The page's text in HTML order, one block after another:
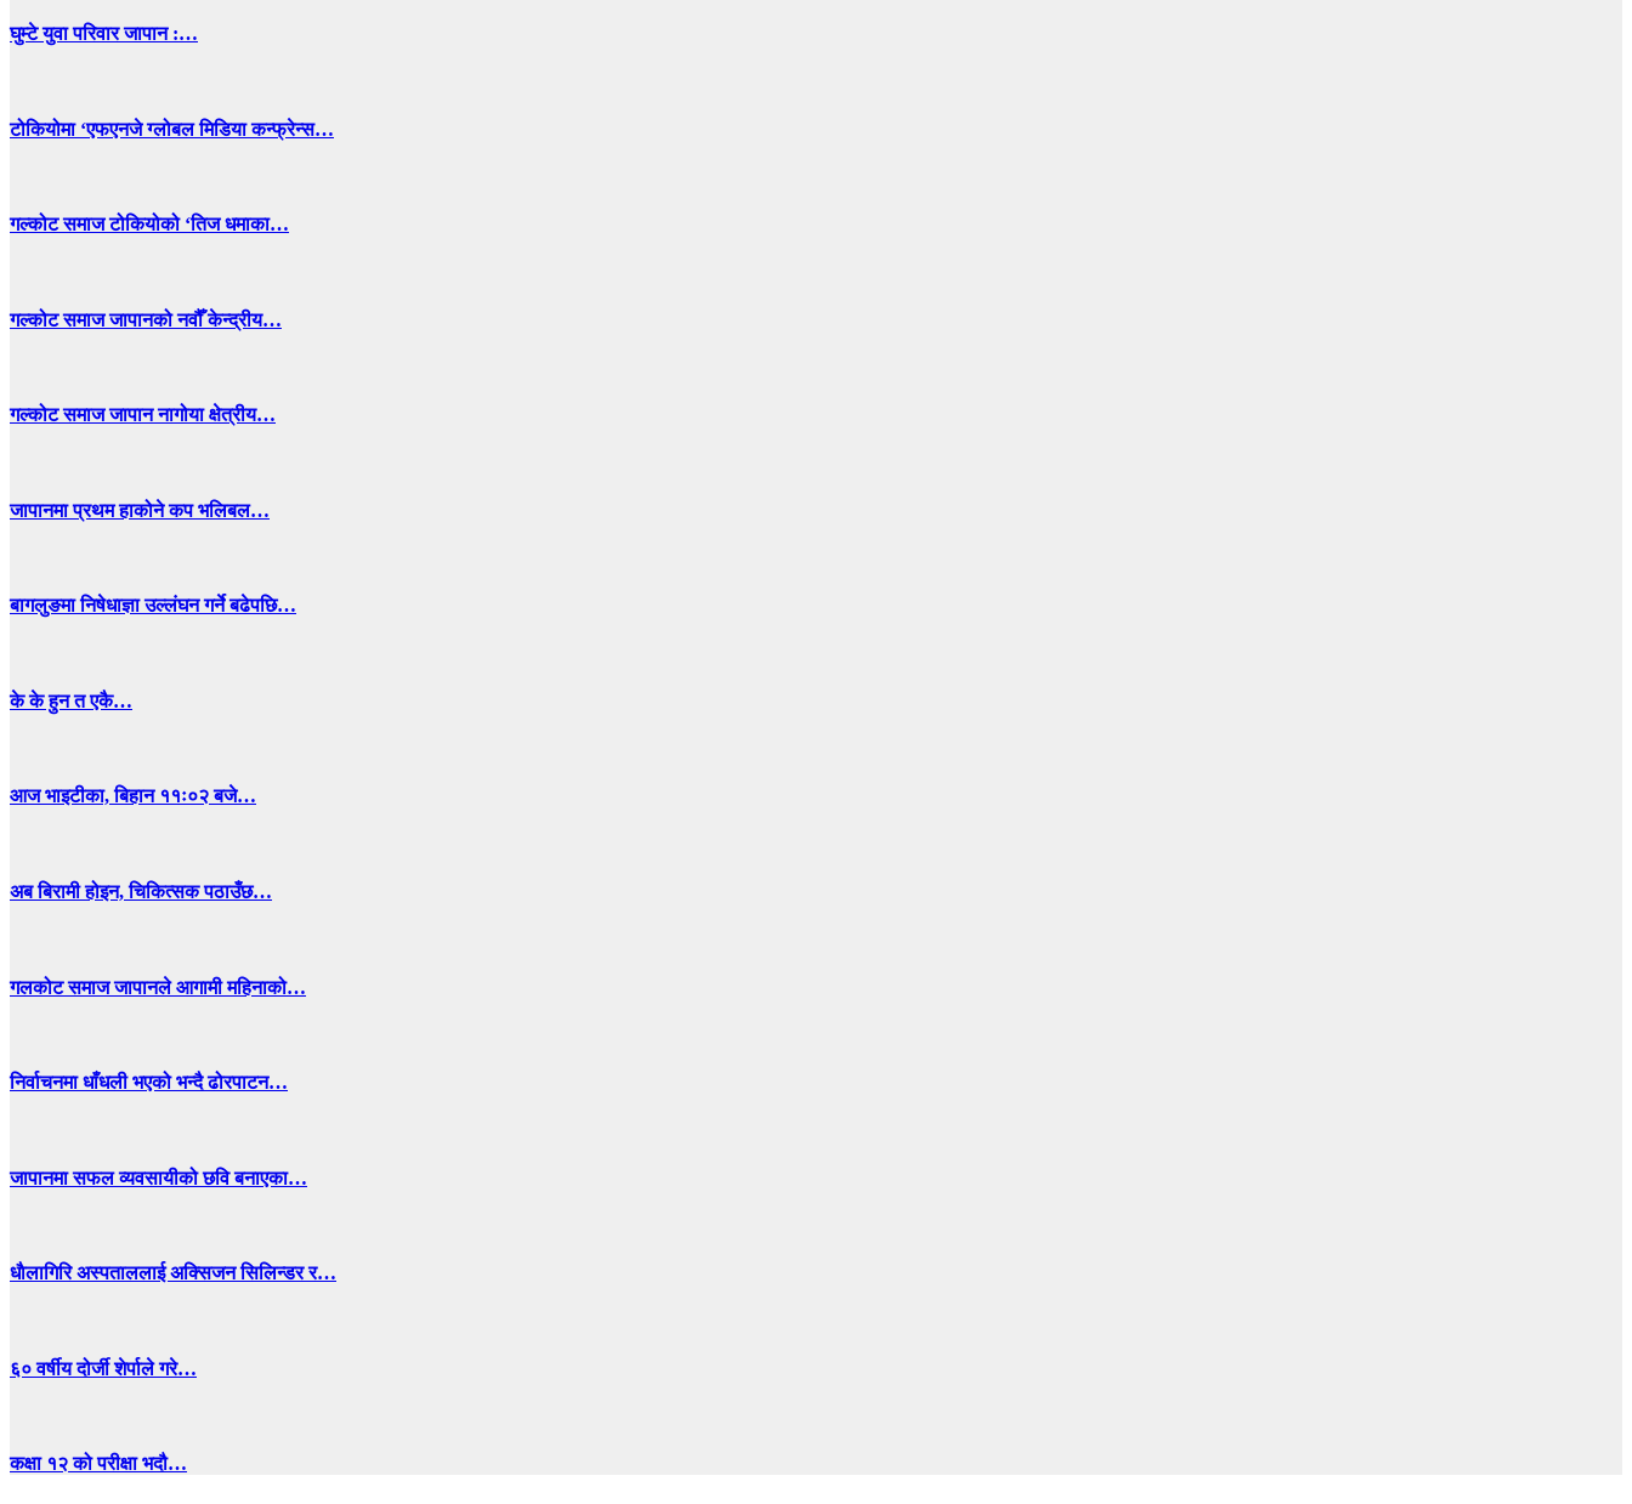
घुम्टे युवा परिवार जापान :…
टोकियोमा ‘एफएनजे ग्लोबल मिडिया कन्फ्रेन्स…
गल्कोट समाज टोकियोको ‘तिज धमाका…
गल्कोट समाज जापानको नवौँ केन्द्रीय…
गल्कोट समाज जापान नागोया क्षेत्रीय…
जापानमा प्रथम हाकोने कप भलिबल…
बागलुङमा निषेधाज्ञा उल्लंघन गर्ने बढेपछि…
के के हुन त एकै…
आज भाइटीका, बिहान ११ः०२ बजे…
अब बिरामी होइन, चिकित्सक पठाउँछ…
गलकोट समाज जापानले आगामी महिनाको…
निर्वाचनमा धाँधली भएको भन्दै ढोरपाटन…
जापानमा सफल व्यवसायीको छवि बनाएका…
धाैलागिरि अस्पताललाई अक्सिजन सिलिन्डर र…
६० वर्षीय दोर्जी शेर्पाले गरे…
कक्षा १२ को परीक्षा भदौ…